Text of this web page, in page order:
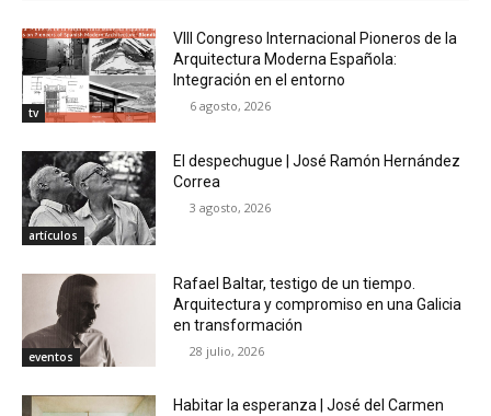
tv
VIII Congreso Internacional Pioneros de la
Arquitectura Moderna Española:
Integración en el entorno
6 agosto, 2026
artículos
El despechugue | José Ramón Hernández
Correa
3 agosto, 2026
eventos
Rafael Baltar, testigo de un tiempo.
Arquitectura y compromiso en una Galicia
en transformación
28 julio, 2026
Habitar la esperanza | José del Carmen